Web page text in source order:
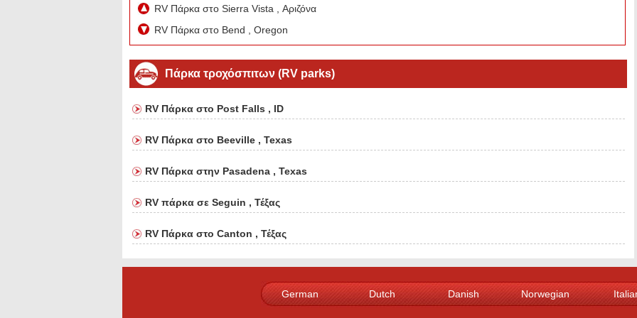
RV Πάρκα στο Sierra Vista , Αριζόνα
RV Πάρκα στο Bend , Oregon
Πάρκα τροχόσπιτων (RV parks)
RV Πάρκα στο Post Falls , ID
RV Πάρκα στο Beeville , Texas
RV Πάρκα στην Pasadena , Texas
RV πάρκα σε Seguin , Τέξας
RV Πάρκα στο Canton , Τέξας
German Dutch Danish Norwegian